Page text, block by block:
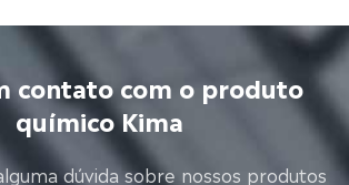
contato com o produto
químico Kima
dúvida sobre nossos produtos